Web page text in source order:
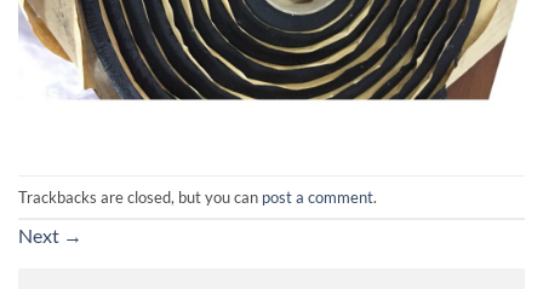
Trackbacks are closed, but you can post a comment.
Next →